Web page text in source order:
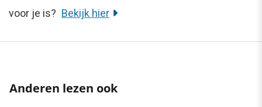
voor je is? Bekijk hier
Anderen lezen ook